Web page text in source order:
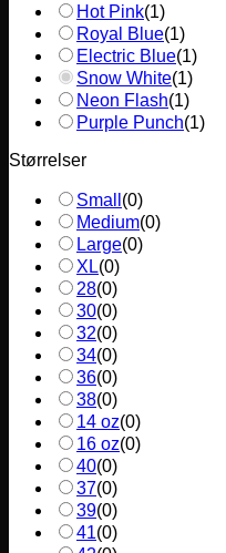
Hot Pink(1)
Royal Blue(1)
Electric Blue(1)
Snow White(1)
Neon Flash(1)
Purple Punch(1)
Størrelser
Small (0)
Medium(0)
Large(0)
XL(0)
28(0)
30(0)
32(0)
34(0)
36(0)
38(0)
14 oz(0)
16 oz(0)
40(0)
37(0)
39(0)
41(0)